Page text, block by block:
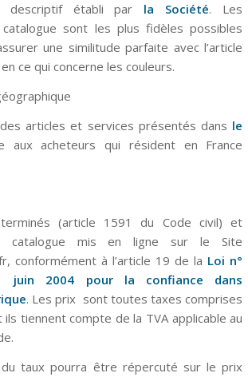
descriptif établi par la Société. Les
sont les plus fidèles possibles
une similitude parfaite avec l’article
ce qui concerne les couleurs.
articles et services présentés dans le
aux acheteurs qui résident en France
(article 1591
du Code civil) et
catalogue mis en ligne sur le Site
conformément à l’article 19 de la Loi n°
juin 2004 pour la confiance dans
. Les prix sont toutes taxes comprises
ils tiennent compte de la TVA applicable au
du taux pourra être répercuté sur le prix